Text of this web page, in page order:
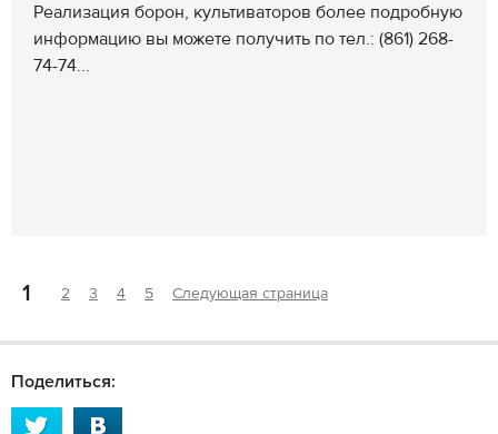
Реализация борон, культиваторов более подробную
информацию вы можете получить по тел.: (861) 268-
74-74...
1 2 3 4 5 Следующая страница
Поделиться: